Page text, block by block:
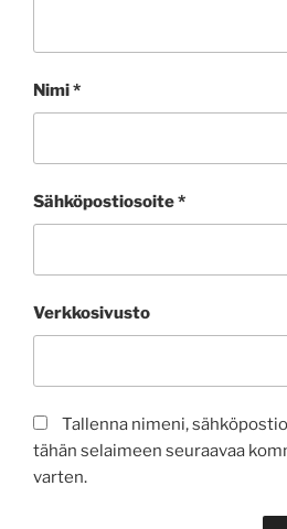
Nimi*
Sähköpostiosoite*
Verkkosivusto
Tallenna nimeni,
tähän selaimeen seuraavaa
varten.